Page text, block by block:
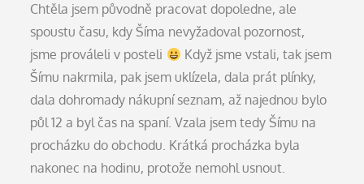
Chtěla jsem původně pracovat dopoledne, ale
spoustu času, kdy Šíma nevyžadoval pozornost,
jsme prováleli v posteli
Když jsme vstali, tak jsem
Šímu nakrmila, pak jsem uklízela, dala prát plínky,
dala dohromady nákupní seznam, až najednou bylo
půl 12 a byl čas na spaní. Vzala jsem tedy Šímu na
procházku do obchodu. Krátká procházka byla
nakonec na hodinu, protože nemohl usnout.